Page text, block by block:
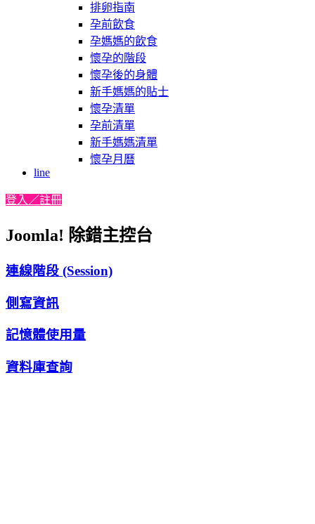
排卵指南
孕前飲食
孕媽媽的飲食
懷孕的階段
懷孕後的身體
新手媽媽的貼士
懷孕清單
孕前清單
新手媽媽清單
懷孕月曆
line
登入／註冊
Joomla! 除錯主控台
連線階段 (Session)
側寫資訊
記憶體使用量
資料庫查詢